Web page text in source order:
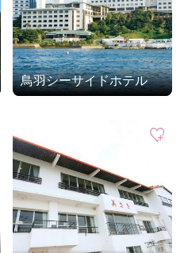
鳥羽シーサイドホテル